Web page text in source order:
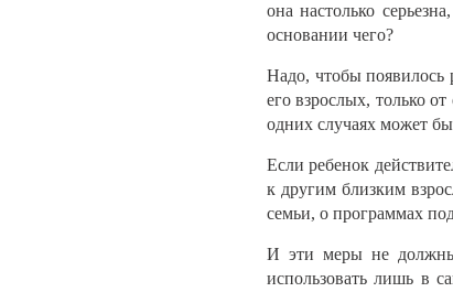
она настолько
основании чего?
Надо, чтобы появилось
его взрослых, только
одних случаях может
Если ребенок
к другим близким
семьи, о программах
И эти меры не должны
использовать лишь в